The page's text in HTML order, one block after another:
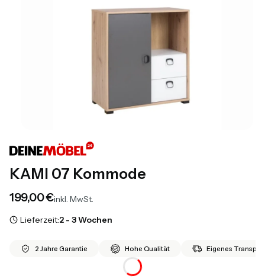
KAMI 07 Kommode
Preis
199,00 €inkl. MwSt.
Lieferzeit:2 - 3 Wochen
2 Jahre Garantie Hohe Qualität Eigenes